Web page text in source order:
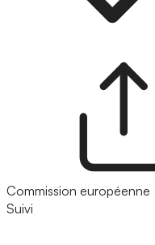
Commission européenne
Suivi